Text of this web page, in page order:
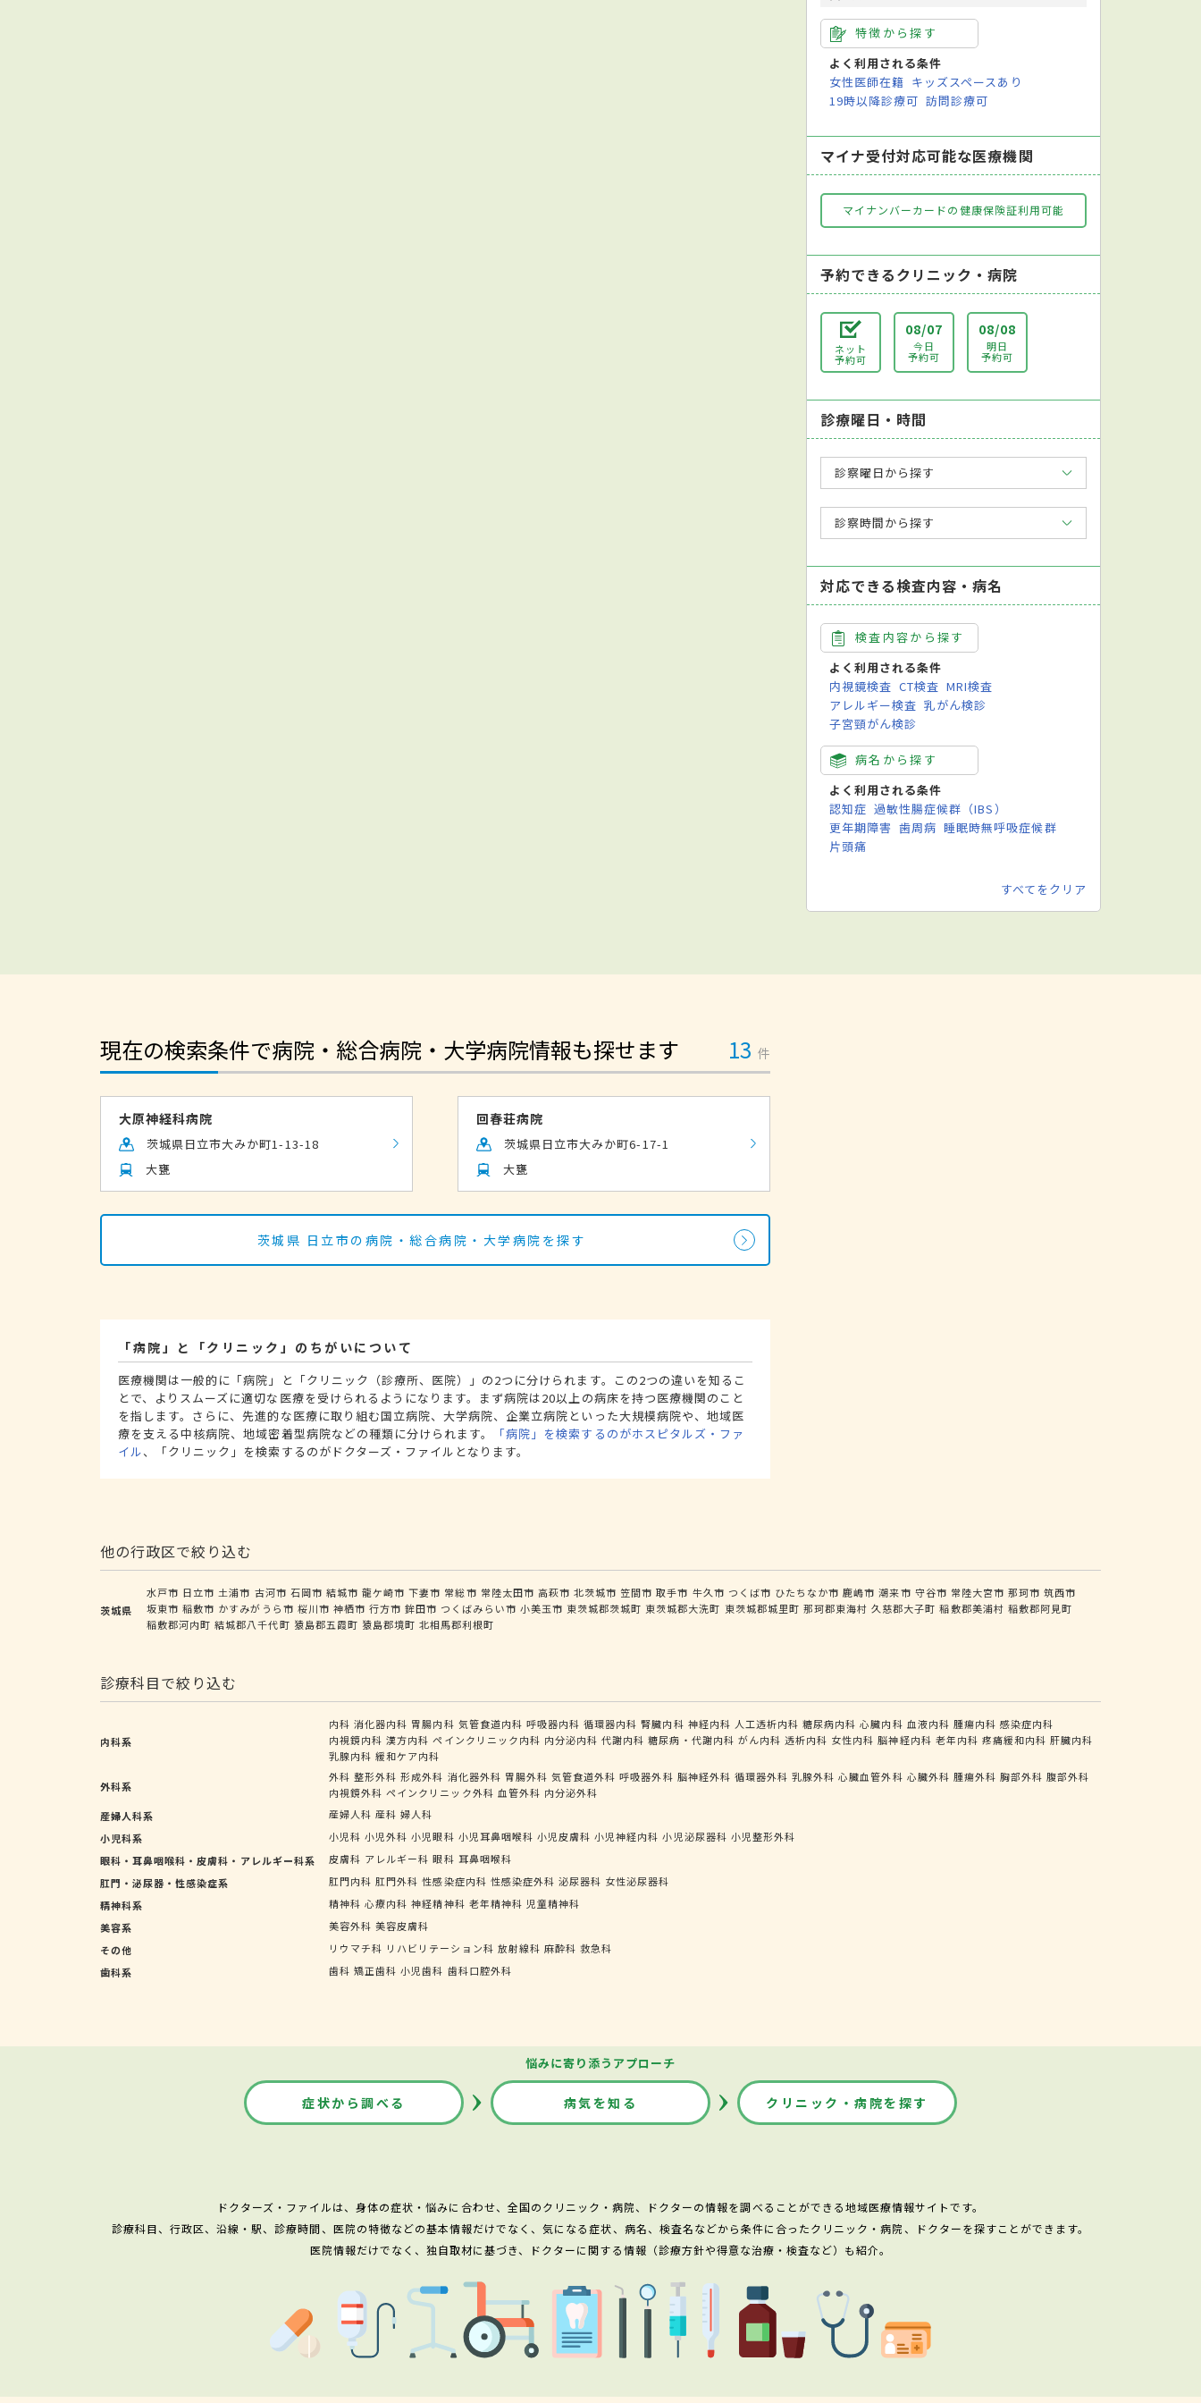
特徴から探す
よく利用される条件
女性医師在籍 キッズスペースあり
19時以降診療可 訪問診療可
マイナ受付対応可能な医療機関
マイナンバーカードの健康保険証利用可能
予約できるクリニック・病院
ネット
予約可
08/07
今日
予約可
08/08
明日
予約可
診療曜日・時間
診察曜日から探す
診察時間から探す
対応できる検査内容・病名
検査内容から探す
よく利用される条件
内視鏡検査 CT検査 MRI検査
アレルギー検査 乳がん検診
子宮頸がん検診
病名から探す
よく利用される条件
認知症 過敏性腸症候群（IBS）
更年期障害 歯周病 睡眠時無呼吸症候群
片頭痛
すべてをクリア
現在の検索条件で病院・総合病院・大学病院情報も探せます 13 件
大原神経科病院
茨城県日立市大みか町1-13-18
大甕
回春荘病院
茨城県日立市大みか町6-17-1
大甕
茨城県 日立市の病院・総合病院・大学病院を探す
「病院」と「クリニック」のちがいについて
医療機関は一般的に「病院」と「クリニック（診療所、医院）」の2つに分けられます。この2つの違いを知るこ
とで、よりスムーズに適切な医療を受けられるようになります。まず病院は20以上の病床を持つ医療機関のこと
を指します。さらに、先進的な医療に取り組む国立病院、大学病院、企業立病院といった大規模病院や、地域医
療を支える中核病院、地域密着型病院などの種類に分けられます。
「病院」を検索するのがホスピタルズ・ファ
イル、「クリニック」を検索するのがドクターズ・ファイルとなります。
他の行政区で絞り込む
茨城県
水戸市 日立市 土浦市 古河市 石岡市 結城市 龍ケ崎市 下妻市 常総市 常陸太田市 高萩市 北茨城市 笠間市 取手市 牛久市 つくば市 ひたちなか市 鹿嶋市 潮来市 守谷市 常陸大宮市 那珂市 筑西市
坂東市 稲敷市 かすみがうら市 桜川市 神栖市 行方市 鉾田市 つくばみらい市 小美玉市 東茨城郡茨城町 東茨城郡大洗町 東茨城郡城里町 那珂郡東海村 久慈郡大子町 稲敷郡美浦村 稲敷郡阿見町
稲敷郡河内町 結城郡八千代町 猿島郡五霞町 猿島郡境町 北相馬郡利根町
診療科目で絞り込む
内科系
内科 消化器内科 胃腸内科 気管食道内科 呼吸器内科 循環器内科 腎臓内科 神経内科 人工透析内科 糖尿病内科 心臓内科 血液内科 腫瘍内科 感染症内科
内視鏡内科 漢方内科 ペインクリニック内科 内分泌内科 代謝内科 糖尿病・代謝内科 がん内科 透析内科 女性内科 脳神経内科 老年内科 疼痛緩和内科 肝臓内科
乳腺内科 緩和ケア内科
外科系
外科 整形外科 形成外科 消化器外科 胃腸外科 気管食道外科 呼吸器外科 脳神経外科 循環器外科 乳腺外科 心臓血管外科 心臓外科 腫瘍外科 胸部外科 腹部外科
内視鏡外科 ペインクリニック外科 血管外科 内分泌外科
産婦人科系
産婦人科 産科 婦人科
小児科系
小児科 小児外科 小児眼科 小児耳鼻咽喉科 小児皮膚科 小児神経内科 小児泌尿器科 小児整形外科
眼科・耳鼻咽喉科・皮膚科・アレルギー科系
皮膚科 アレルギー科 眼科 耳鼻咽喉科
肛門・泌尿器・性感染症系
肛門内科 肛門外科 性感染症内科 性感染症外科 泌尿器科 女性泌尿器科
精神科系
精神科 心療内科 神経精神科 老年精神科 児童精神科
美容系
美容外科 美容皮膚科
その他
リウマチ科 リハビリテーション科 放射線科 麻酔科 救急科
歯科系
歯科 矯正歯科 小児歯科 歯科口腔外科
悩みに寄り添うアプローチ
症状から調べる 病気を知る クリニック・病院を探す
ドクターズ・ファイルは、身体の症状・悩みに合わせ、全国のクリニック・病院、ドクターの情報を調べることができる地域医療情報サイトです。
診療科目、行政区、沿線・駅、診療時間、医院の特徴などの基本情報だけでなく、気になる症状、病名、検査名などから条件に合ったクリニック・病院、ドクターを探すことができます。
医院情報だけでなく、独自取材に基づき、ドクターに関する情報（診療方針や得意な治療・検査など）も紹介。